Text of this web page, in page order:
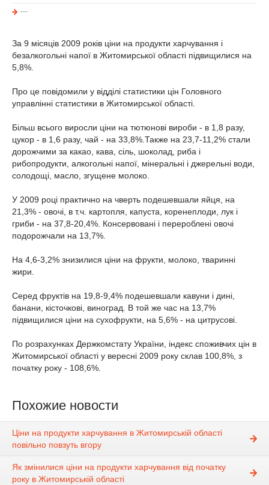
---
За 9 місяців 2009 років ціни на продукти харчування і
безалкогольні напої в Житомирської області підвищилися на
5,8%.
Про це повідомили у відділі статистики цін Головного
управлінні статистики в Житомирської області.
Більш всього виросли ціни на тютюнові вироби - в 1,8 разу,
цукор - в 1,6 разу, чай - на 33,8%.Также на 23,7-11,2% стали
дорожчими за какао, кава, сіль, шоколад, риба і
рибопродукти, алкогольні напої, мінеральні і джерельні води,
солодощі, масло, згущене молоко.
У 2009 році практично на чверть подешевшали яйця, на
21,3% - овочі, в т.ч. картопля, капуста, коренеплоди, лук і
гриби - на 37,8-20,4%. Консервовані і перероблені овочі
подорожчали на 13,7%.
На 4,6-3,2% знизилися ціни на фрукти, молоко, тваринні
жири.
Серед фруктів на 19,8-9,4% подешевшали кавуни і дині,
банани, кісточкові, виноград. В той же час на 13,7%
підвищилися ціни на сухофрукти, на 5,6% - на цитрусові.
По розрахунках Держкомстату України, індекс споживчих цін в
Житомирської області у вересні 2009 року склав 100,8%, з
початку року - 108,6%.
Похожие новости
Ціни на продукти харчування в Житомирській області
повільно повзуть вгору
Як змінилися ціни на продукти харчування від початку
року в Житомирській області